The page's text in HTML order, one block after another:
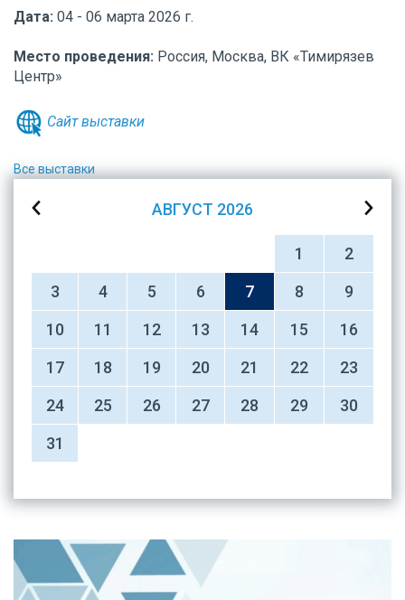
Дата: 04 - 06 марта 2026 г.
Место проведения: Россия, Москва, ВК «Тимирязев
Центр»
Сайт выставки
Все выставки
АВГУСТ 2026
1
2
3
4 5 6 7 8
9
10
11 12 13 14 15
16
17
18 19 20 21 22
23
24
25 26 27 28 29
30
31